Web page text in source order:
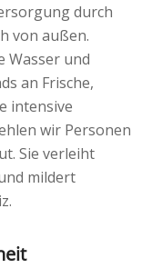
durch
von außen.
Wasser und
an Frische,
intensive
wir Personen
Sie verleiht
mildert